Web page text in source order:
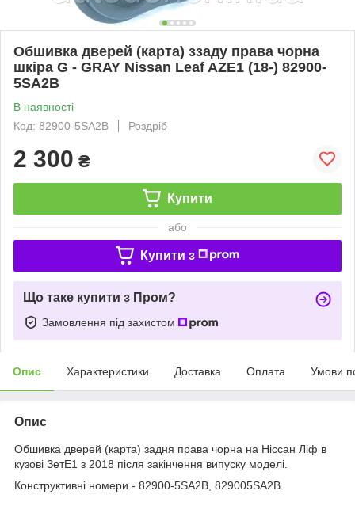
Обшивка дверей (карта) ззаду права чорна
шкіра G - GRAY Nissan Leaf AZE1 (18-) 82900-
5SA2B
В наявності
Код: 82900-5SA2B
Роздріб
2 300 ₴
Купити
або
Купити з
Що таке купити з Пром?
Замовлення під захистом
Опис Характеристики Доставка Оплата Умови
Опис
Обшивка дверей (карта) задня права чорна на Ніссан Ліф в
кузові ЗетЕ1 з 2018 після закінчення випуску моделі.
Конструктивні номери - 82900-5SA2B, 829005SA2B.